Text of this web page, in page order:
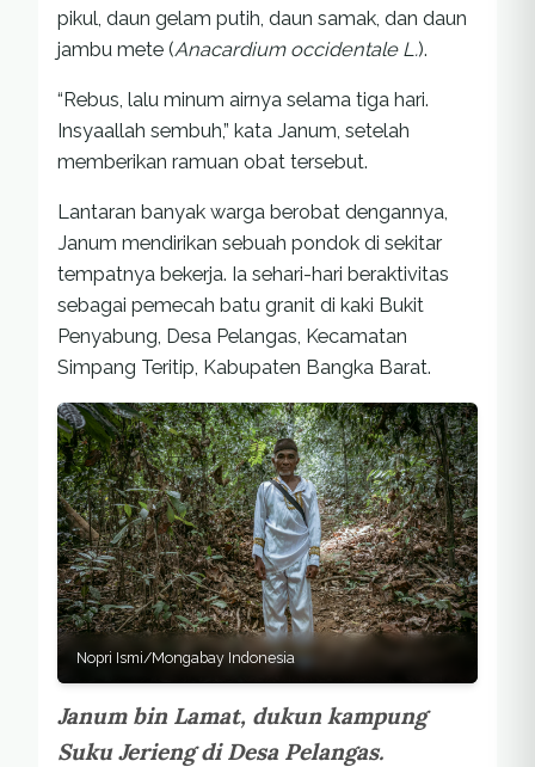
pikul, daun gelam putih, daun samak, dan daun
jambu mete (Anacardium occidentale L.).
“Rebus, lalu minum airnya selama tiga hari.
Insyaallah sembuh,” kata Janum, setelah
memberikan ramuan obat tersebut.
Lantaran banyak warga berobat dengannya,
Janum mendirikan sebuah pondok di sekitar
tempatnya bekerja. Ia sehari-hari beraktivitas
sebagai pemecah batu granit di kaki Bukit
Penyabung, Desa Pelangas, Kecamatan
Simpang Teritip, Kabupaten Bangka Barat.
Nopri Ismi/Mongabay Indonesia
Janum bin Lamat, dukun kampung
Suku Jerieng di Desa Pelangas.